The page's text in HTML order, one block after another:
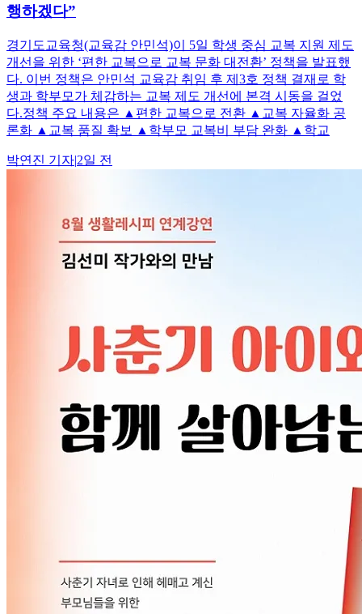
행하겠다”
경기도교육청(교육감 안민석)이 5일 학생 중심 교복 지원 제도
개선을 위한 ‘편한 교복으로 교복 문화 대전환’ 정책을 발표했
다. 이번 정책은 안민석 교육감 취임 후 제3호 정책 결재로 학
생과 학부모가 체감하는 교복 제도 개선에 본격 시동을 걸었
다.정책 주요 내용은 ▲편한 교복으로 전환 ▲교복 자율화 공
론화 ▲교복 품질 확보 ▲학부모 교복비 부담 완화 ▲학교
박연진 기자|2일 전